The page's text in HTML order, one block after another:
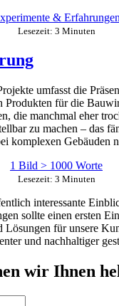
& Erfahrungen
Lesezeit: 3 Minuten
umfasst die
Produkten für die
die manchmal eher
zu machen – das
komplexen Gebäuden
1 Bild > 1000 Worte
Lesezeit: 3 Minuten
interessante
sollte einen ersten
für unsere
und nachhaltiger
wir Ihnen